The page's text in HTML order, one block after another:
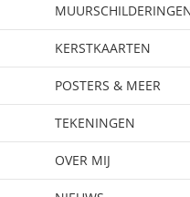
KERSTKAARTEN
POSTERS & MEER
TEKENINGEN
OVER MIJ